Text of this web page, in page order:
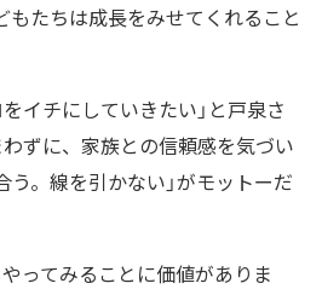
もたちは成長をみせてくれること
イチにしていきたい」と戸泉さ
ずに、家族との信頼感を気づい
。線を引かない」がモットーだ
ってみることに価値がありま